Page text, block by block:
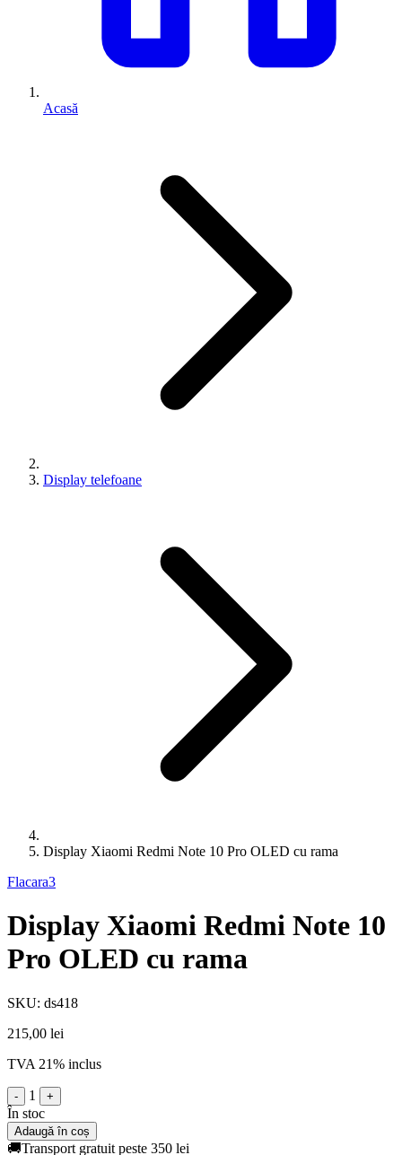
Acasă
Display telefoane
Display Xiaomi Redmi Note 10 Pro OLED cu rama
Flacara3
Display Xiaomi Redmi Note 10
Pro OLED cu rama
SKU: ds418
215,00 lei
TVA 21% inclus
- 1 +
În stoc
Adaugă în coș
🚚Transport gratuit peste 350 lei